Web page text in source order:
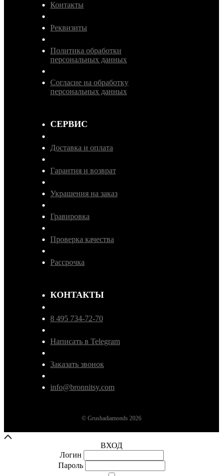
Контакты
Реквизиты
Политика обработки
персональных данных
Согласие на обработку
персональных данных
СЕРВИС
Доставка и оплата
Гарантия и возврат
Украшения на заказ
Гравировка
Проверка качества
Рассрочка
КОНТАКТЫ
8 495 734-72-70
Написать в Telegram
Заказать звонок
info@bronnitsy.com
© Grushadiamonds 2026
ВХОД
Логин
Пароль